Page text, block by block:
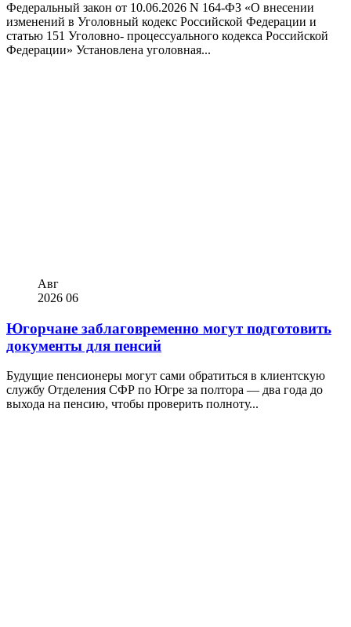
Федеральный закон от 10.06.2026 N 164-ФЗ «О внесении
изменений в Уголовный кодекс Российской Федерации и
статью 151 Уголовно- процессуального кодекса Российской
Федерации» Установлена уголовная...
Авг
2026 06
Югорчане заблаговременно могут подготовить
документы для пенсий
Будущие пенсионеры могут сами обратиться в клиентскую
службу Отделения СФР по Югре за полтора — два года до
выхода на пенсию, чтобы проверить полноту...